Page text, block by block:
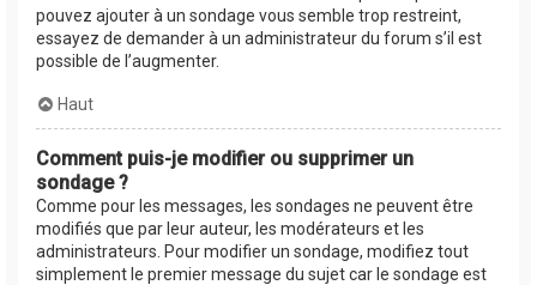
pouvez ajouter à un sondage vous semble trop restreint,
essayez de demander à un administrateur du forum s’il est
possible de l’augmenter.
Haut
Comment puis-je modifier ou supprimer un
sondage ?
Comme pour les messages, les sondages ne peuvent être
modifiés que par leur auteur, les modérateurs et les
administrateurs. Pour modifier un sondage, modifiez tout
simplement le premier message du sujet car le sondage est